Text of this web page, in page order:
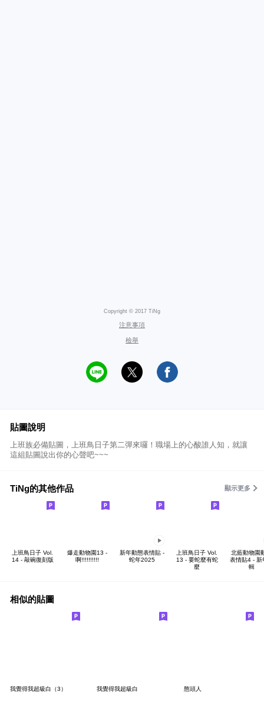
Copyright © 2017 TiNg
注意事項
檢舉
貼圖說明
上班族必備貼圖，上班鳥日子第二彈來囉！職場上的心酸誰人知，就讓
這組貼圖說出你的心聲吧~~~
TiNg的其他作品 顯示更多
上班鳥日子 Vol.
14 - 敲碗復刻版
爆走動物園13 -
啊!!!!!!!!!!
新年動態表情貼 -
蛇年2025
上班鳥日子 Vol.
13 - 要蛇麼有蛇
麼
北藍動物園
表情貼4 - 新
輯
相似的貼圖
我覺得我超級白（3） 我覺得我超級白 憨頭人